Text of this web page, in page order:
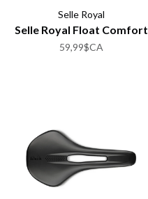
Selle Royal
Selle Royal Float Comfort
59,99$CA